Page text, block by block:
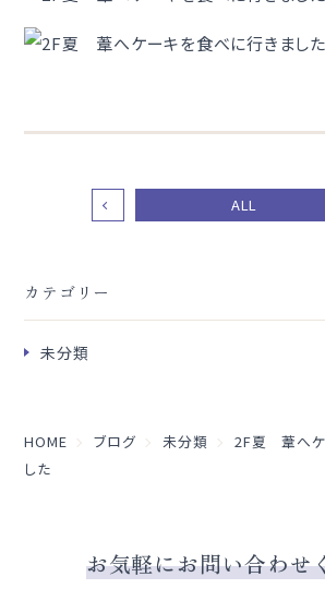
カテゴリー
未分類
ALL
HOME ブログ 未分類
2F夏 葦へケ
した
お気軽にお問い合わせ